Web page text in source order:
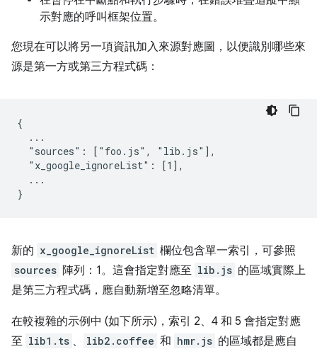
示對應的呼叫框架位置。
您現在可以將另一項資訊加入來源對應圖，以便識別哪些來
源是第一方或第三方程式碼：
{
  ...
  "sources": ["foo.js", "lib.js"],
  "x_google_ignoreList": [1],
  ...
新的 x_google_ignoreList 欄位包含單一索引，可參照
sources 陣列：1。這會指定對應至 lib.js 的區域實際上
是第三方程式碼，應自動新增至忽略清單。
在較複雜的示例中 (如下所示)，索引 2、4 和 5 會指定對應
至 lib1.ts 、 lib2.coffee 和 hmr.js 的區域都是應自